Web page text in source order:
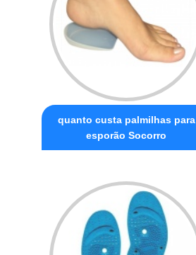
quanto custa palmilhas para
esporão Socorro